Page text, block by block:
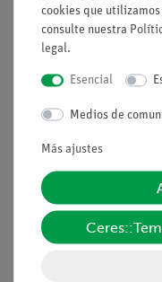
Aviso lega
Contacto
Declaración de
Pie de imprenta
Servicio
cookies que utilizamos
consulte nuestra
legal.
Esencial
Medios de
Más ajustes